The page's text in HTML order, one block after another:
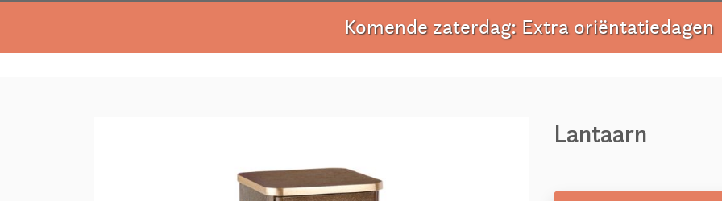
Komende zaterdag: Extra oriëntatiedagen
Lantaarn